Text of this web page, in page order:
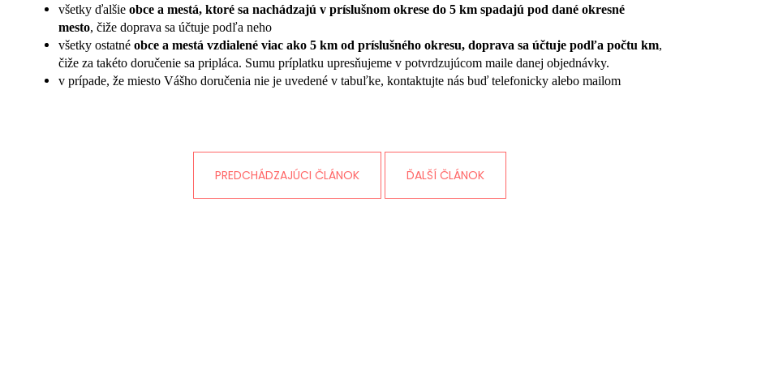
všetky ďalšie obce a mestá, ktoré sa nachádzajú v príslušnom okrese do 5 km spadajú pod dané okresné
mesto, čiže doprava sa účtuje podľa neho
všetky ostatné obce a mestá vzdialené viac ako 5 km od príslušného okresu, doprava sa účtuje podľa počtu km,
čiže za takéto doručenie sa pripláca. Sumu príplatku upresňujeme v potvrdzujúcom maile danej objednávky.
v prípade, že miesto Vášho doručenia nie je uvedené v tabuľke, kontaktujte nás buď telefonicky alebo mailom
PREDCHÁDZAJÚCI ČLÁNOK ĎALŠÍ ČLÁNOK